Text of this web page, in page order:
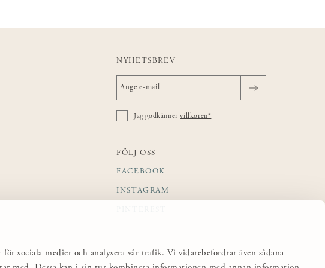
sociala medier och analysera vår trafik. Vi vidarebefordrar även sådana
NYHETSBREV
Jag godkännervillkoren*
FÖLJ OSS
FACEBOOK
INSTAGRAM